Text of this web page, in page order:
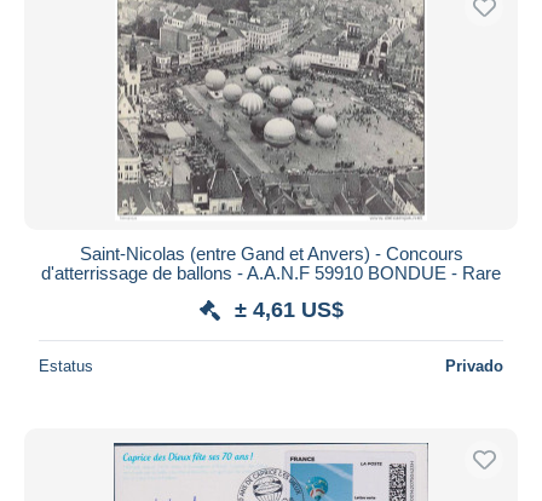
Saint-Nicolas (entre Gand et Anvers) - Concours
d'atterrissage de ballons - A.A.N.F 59910 BONDUE - Rare
± 4,61 US$
Estatus Privado